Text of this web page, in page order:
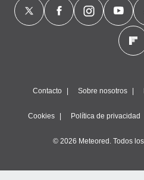
Contacto Sobre nosotros
Cookies Política de privacidad
© 2026 Meteored. Todos